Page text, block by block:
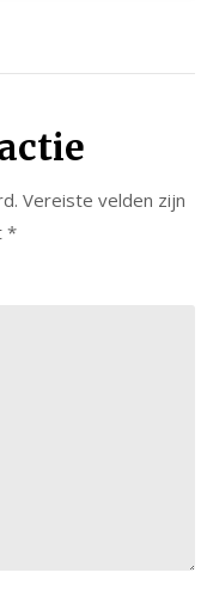
Vereiste velden zijn
*